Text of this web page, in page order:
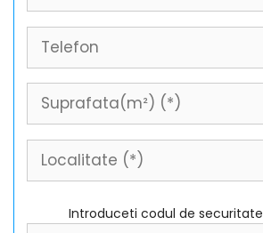
Introduceti codul de securitate